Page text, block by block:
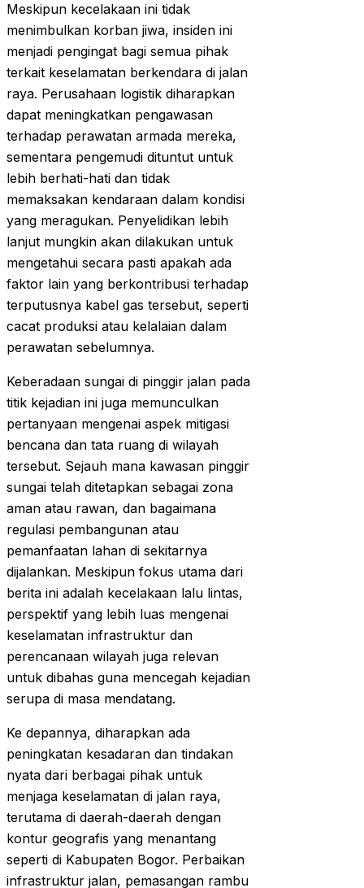
Meskipun kecelakaan ini tidak
menimbulkan korban jiwa, insiden ini
menjadi pengingat bagi semua pihak
terkait keselamatan berkendara di jalan
raya. Perusahaan logistik diharapkan
dapat meningkatkan pengawasan
terhadap perawatan armada mereka,
sementara pengemudi dituntut untuk
lebih berhati-hati dan tidak
memaksakan kendaraan dalam kondisi
yang meragukan. Penyelidikan lebih
lanjut mungkin akan dilakukan untuk
mengetahui secara pasti apakah ada
faktor lain yang berkontribusi terhadap
terputusnya kabel gas tersebut, seperti
cacat produksi atau kelalaian dalam
perawatan sebelumnya.
Keberadaan sungai di pinggir jalan pada
titik kejadian ini juga memunculkan
pertanyaan mengenai aspek mitigasi
bencana dan tata ruang di wilayah
tersebut. Sejauh mana kawasan pinggir
sungai telah ditetapkan sebagai zona
aman atau rawan, dan bagaimana
regulasi pembangunan atau
pemanfaatan lahan di sekitarnya
dijalankan. Meskipun fokus utama dari
berita ini adalah kecelakaan lalu lintas,
perspektif yang lebih luas mengenai
keselamatan infrastruktur dan
perencanaan wilayah juga relevan
untuk dibahas guna mencegah kejadian
serupa di masa mendatang.
Ke depannya, diharapkan ada
peningkatan kesadaran dan tindakan
nyata dari berbagai pihak untuk
menjaga keselamatan di jalan raya,
terutama di daerah-daerah dengan
kontur geografis yang menantang
seperti di Kabupaten Bogor. Perbaikan
infrastruktur jalan, pemasangan rambu